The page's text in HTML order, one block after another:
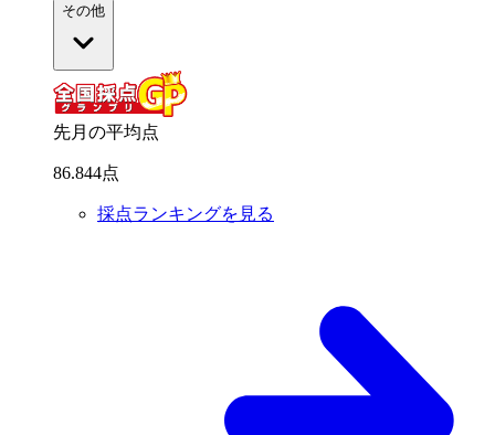
その他
先月の平均点
86.844点
採点ランキングを見る